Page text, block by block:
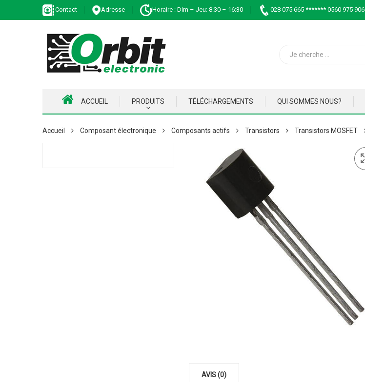
Contact Adresse Horaire : Dim – Jeu: 8:30 – 16:30 028 075 665 ******* 0560 975 906
ACCUEIL PRODUITS TÉLÉCHARGEMENTS QUI SOMMES NOUS?
Accueil Composant électronique Composants actifs Transistors Transistors MOSFET
AVIS (0)